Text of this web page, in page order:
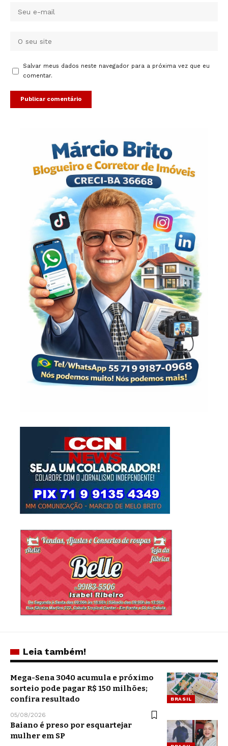
Salvar meus dados neste navegador para a próxima vez que eu
comentar.
Leia também!
BRASIL
Mega-Sena 3040 acumula e próximo
sorteio pode pagar R$ 150 milhões;
confira resultado
05/08/2026
Baiano é preso por esquartejar
mulher em SP